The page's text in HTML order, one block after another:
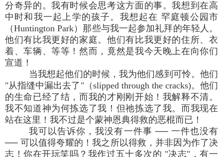
分奇异的。我有时候会思考这方面的事。我想到在高
中时和我一起上学的孩子。我想起在 罕庭顿公园市
（Huntington Park）那些与我一起参加礼拜的年轻人。
他们有比我更好的家庭。他们有比我更好的住所、衣
着、车辆、等等！然而，竟然是我今天晚上在向你们
宣道！
当我想起他们的时候，我为他们感到可怜。他们
"从指缝中漏出去了"（slipped through the cracks)。他们
的生命已经了结，而我的才刚刚开始！我解释不清。
我不知道神为何拣选了我！但祂拣选了我。而我现在
站在这里！我不过是个蒙神恩典得救的恶棍而已！
我可以告诉你，我没有一件事 ── 一件也没有
── 可以值得夸耀的！我之所以得救，并非因为作了决
志！你在开玩笑吗？我作过五十多次的 "决志"，有一